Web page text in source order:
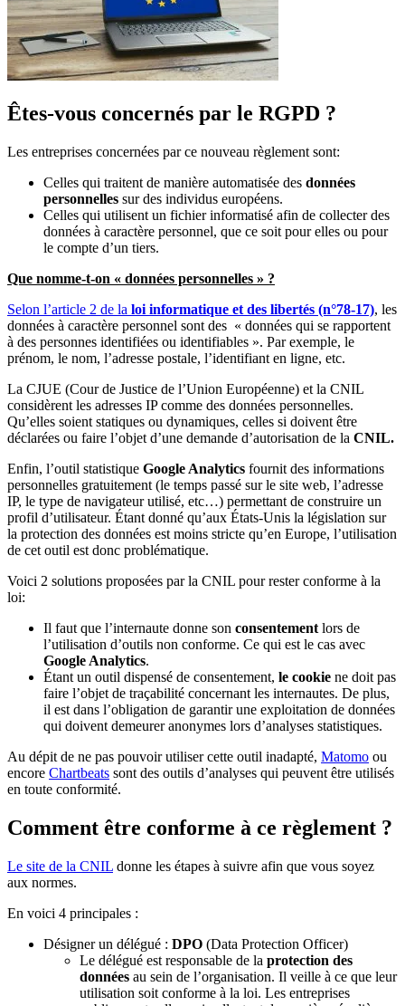
Êtes-vous concernés par le RGPD ?
Les entreprises concernées par ce nouveau règlement sont:
Celles qui traitent de manière automatisée des données
personnelles sur des individus européens.
Celles qui utilisent un fichier informatisé afin de collecter des
données à caractère personnel, que ce soit pour elles ou pour
le compte d’un tiers.
Que nomme-t-on « données personnelles » ?
Selon l’article 2 de la loi informatique et des libertés (n°78-17), les
données à caractère personnel sont des « données qui se rapportent
à des personnes identifiées ou identifiables ». Par exemple, le
prénom, le nom, l’adresse postale, l’identifiant en ligne, etc.
La CJUE (Cour de Justice de l’Union Européenne) et la CNIL
considèrent les adresses IP comme des données personnelles.
Qu’elles soient statiques ou dynamiques, celles si doivent être
déclarées ou faire l’objet d’une demande d’autorisation de la CNIL.
Enfin, l’outil statistique Google Analytics fournit des informations
personnelles gratuitement (le temps passé sur le site web, l’adresse
IP, le type de navigateur utilisé, etc…) permettant de construire un
profil d’utilisateur. Étant donné qu’aux États-Unis la législation sur
la protection des données est moins stricte qu’en Europe, l’utilisation
de cet outil est donc problématique.
Voici 2 solutions proposées par la CNIL pour rester conforme à la
loi:
Il faut que l’internaute donne son consentement lors de
l’utilisation d’outils non conforme. Ce qui est le cas avec
Google Analytics.
Étant un outil dispensé de consentement, le cookie ne doit pas
faire l’objet de traçabilité concernant les internautes. De plus,
il est dans l’obligation de garantir une exploitation de données
qui doivent demeurer anonymes lors d’analyses statistiques.
Au dépit de ne pas pouvoir utiliser cette outil inadapté, Matomo ou
encore Chartbeats sont des outils d’analyses qui peuvent être utilisés
en toute conformité.
Comment être conforme à ce règlement ?
Le site de la CNIL donne les étapes à suivre afin que vous soyez
aux normes.
En voici 4 principales :
Désigner un délégué : DPO (Data Protection Officer)
Le délégué est responsable de la protection des
données au sein de l’organisation. Il veille à ce que leur
utilisation soit conforme à la loi. Les entreprises